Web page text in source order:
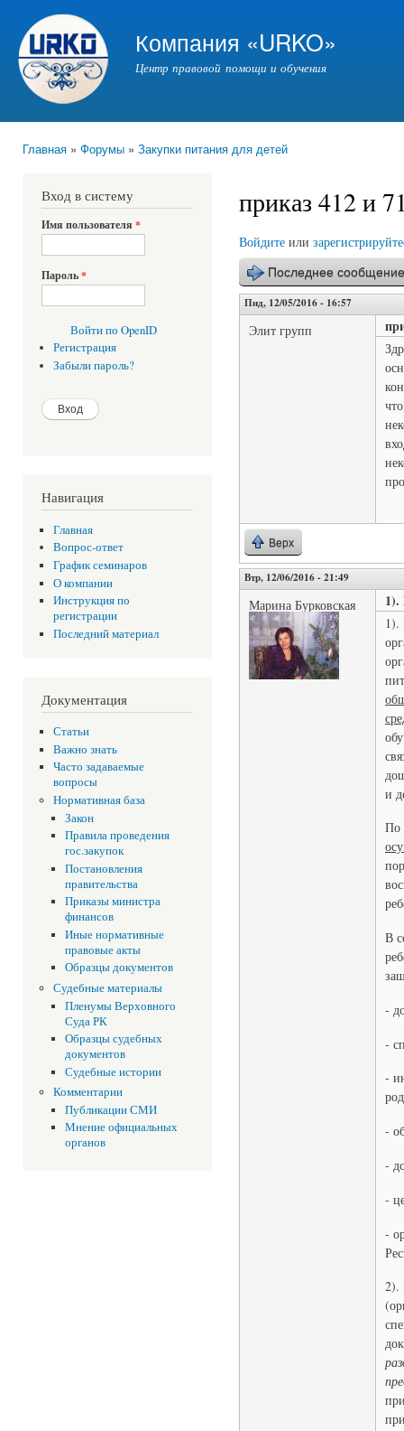
Компания «URKO»
Центр правовой помощи и обучения
Главная » Форумы » Закупки питания для детей
Вход в систему
Имя пользователя *
Пароль*
Войти по OpenID
Регистрация
Забыли пароль?
Навигация
Главная
Вопрос-ответ
График семинаров
О компании
Инструкция по
регистрации
Последний материал
Документация
Статьи
Важно знать
Часто задаваемые
вопросы
Нормативная база
Закон
Правила проведения
гос.закупок
Постановления
правительства
Приказы министра
финансов
Иные нормативные
правовые акты
Образцы документов
Судебные материалы
Пленумы Верховного
Суда РК
Образцы судебных
документов
Судебные истории
Комментарии
Публикации СМИ
Мнение официальных
органов
приказ 412 и
Войдите или
Последнее сообщение
Пнд, 12/05/2016 - 16:57
Элит групп
Верх
Втр, 12/06/2016 - 21:49
Марина Бурковская 1).
1).
и
По
В
-
-
-
-
-
-
-
2).